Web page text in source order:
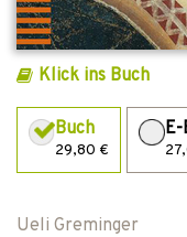
Klick ins Buch
Buch
29,80 €
Ueli Greminger